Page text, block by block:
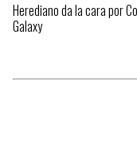
Herediano da la cara por
Galaxy